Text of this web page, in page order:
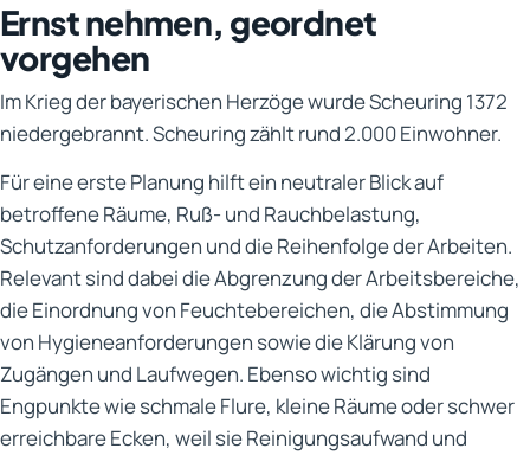
Ernst nehmen, geordnet
vorgehen
Im Krieg der bayerischen Herzöge wurde Scheuring 1372
niedergebrannt. Scheuring zählt rund 2.000 Einwohner.
Für eine erste Planung hilft ein neutraler Blick auf
betroffene Räume, Ruß- und Rauchbelastung,
Schutzanforderungen und die Reihenfolge der Arbeiten.
Relevant sind dabei die Abgrenzung der Arbeitsbereiche,
die Einordnung von Feuchtebereichen, die Abstimmung
von Hygieneanforderungen sowie die Klärung von
Zugängen und Laufwegen. Ebenso wichtig sind
Engpunkte wie schmale Flure, kleine Räume oder schwer
erreichbare Ecken, weil sie Reinigungsaufwand und